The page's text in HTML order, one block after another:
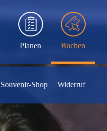
Planen Buchen
Souvenir-Shop Widerruf